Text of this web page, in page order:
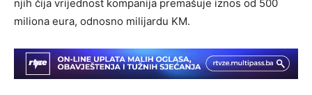
njih čija vrijednost kompanija premašuje iznos od 500
miliona eura, odnosno milijardu KM.